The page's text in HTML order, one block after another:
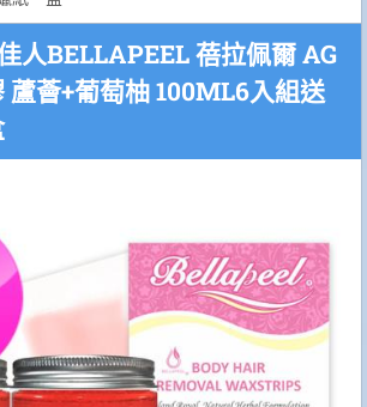
人BELLAPEEL 蓓拉佩爾 AG
蘆薈+葡萄柚 100ML6入組送